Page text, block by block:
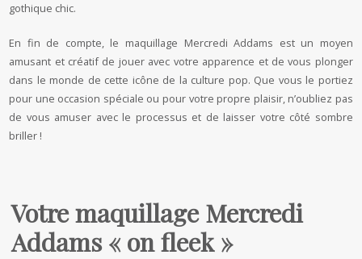
gothique chic.
En fin de compte, le maquillage Mercredi Addams est un moyen
amusant et créatif de jouer avec votre apparence et de vous plonger
dans le monde de cette icône de la culture pop. Que vous le portiez
pour une occasion spéciale ou pour votre propre plaisir, n’oubliez pas
de vous amuser avec le processus et de laisser votre côté sombre
briller !
Votre maquillage Mercredi
Addams « on fleek »